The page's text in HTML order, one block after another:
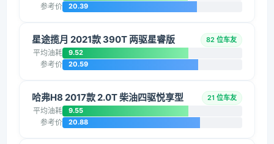
参考价 20.39
星途揽月 2021款 390T 两驱星睿版 82 位车友
平均油耗 9.52
参考价 20.59
哈弗H8 2017款 2.0T 柴油四驱悦享型 21 位车友
平均油耗 9.55
参考价 20.88